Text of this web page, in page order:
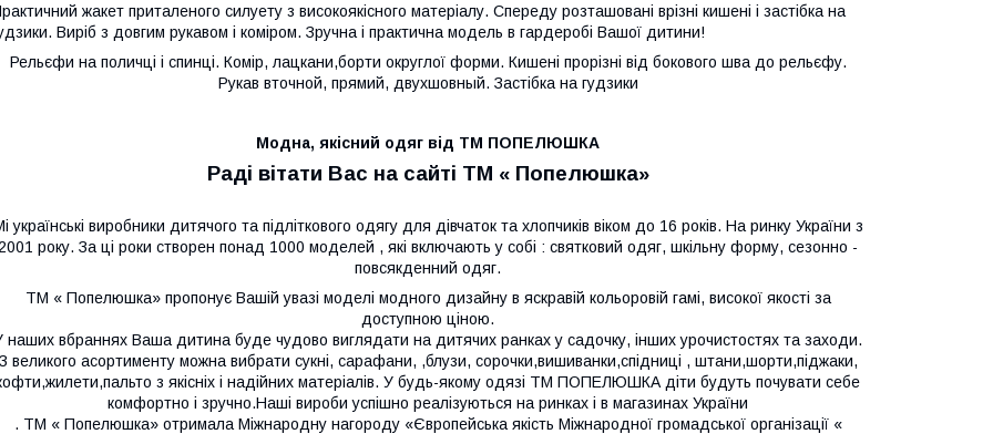
жакет приталеного силуету з високоякісного матеріалу. Спереду розташовані врізні кишені і застібка на
Виріб з довгим рукавом і коміром. Зручна і практична модель в гардеробі Вашої дитини!
Рельєфи на поличці і спинці. Комір, лацкани,борти округлої форми. Кишені прорізні від бокового шва до рельєфу.
Рукав вточной, прямий, двухшовный. Застібка на гудзики
Модна, якісний одяг від ТМ ПОПЕЛЮШКА
Раді вітати Вас на сайті ТМ « Попелюшка»
українські виробники дитячого та підліткового одягу для дівчаток та хлопчиків віком до 16 років. На ринку України з
року. За ці роки створен понад 1000 моделей , які включають у собі : святковий одяг, шкільну форму, сезонно -
повсякденний одяг.
ТМ « Попелюшка» пропонує Вашій увазі моделі модного дизайну в яскравій кольоровій гамі, високої якості за
доступною ціною.
наших вбраннях Ваша дитина буде чудово виглядати на дитячих ранках у садочку, інших урочистостях та заходи.
великого асортименту можна вибрати сукні, сарафани, ,блузи, сорочки,вишиванки,спідниці , штани,шорти,піджаки,
з якісніх і надійних матеріалів. У будь-якому одязі ТМ ПОПЕЛЮШКА діти будуть почувати себе
комфортно і зручно.Наші вироби успішно реалізуються на ринках і в магазинах України
. ТМ « Попелюшка» отримала Міжнародну нагороду «Європейська якість Міжнародної громадської організації «